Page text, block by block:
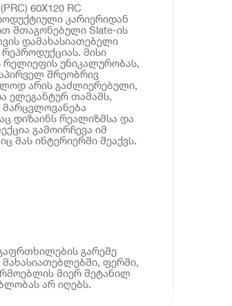
60X120 RC
კარიერიდან
შთაგონებული Slate-ის
დამახასიათებელი
მისი
რელიეფის უნიკალურობას,
შრეობრივ
არის გაძლიერებული,
ელეგანტურ თამაშს,
მარცვლოვანება
დიზაინს რეალიზმსა და
გამოირჩევა იმ
მას ინტერიერში შეაქვს.
გარეშე
ფერში,
მიერ შეტანილ
არ იღებს.